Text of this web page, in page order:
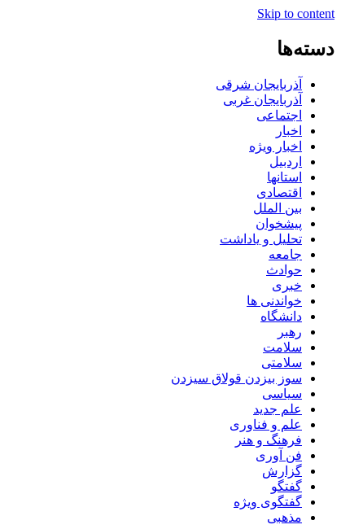
Skip to content
دسته‌ها
آذربایجان شرقی
آذربایجان غربی
اجتماعی
اخبار
اخبار ویژه
اردبیل
استانها
اقتصادی
بین الملل
پیشخوان
تحلیل و یاداشت
جامعه
حوادث
خبری
خواندنی ها
دانشگاه
رهبر
سلامت
سلامتی
سوز بیزدن قولاق سیزدن
سیاسی
علم جدید
علم و فناوری
فرهنگ و هنر
فن آوری
گزارش
گفتگو
گفتگوی ویژه
مذهبی